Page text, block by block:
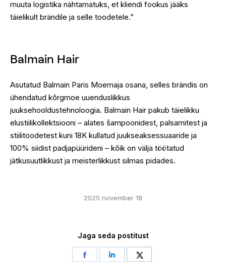
muuta logistika nähtamatuks, et kliendi fookus jääks
täielikult brändile ja selle toodetele.”
Balmain Hair
Asutatud Balmain Paris Moemaja osana, selles brändis on
ühendatud kõrgmoe uuenduslikkus
juuksehooldustehnoloogia. Balmain Hair pakub täielikku
elustiilikollektsiooni – alates šampoonidest, palsamitest ja
stiilitoodetest kuni 18K kullatud juukseaksessuaaride ja
100% siidist padjapüürideni – kõik on välja töötatud
jätkusuutlikkust ja meisterlikkust silmas pidades.
2025 november 18
Jaga seda postitust
Share
Share